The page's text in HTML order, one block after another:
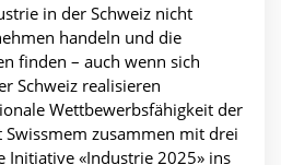
in der Schweiz nicht
handeln und die
finden – auch wenn sich
Schweiz realisieren
Wettbewerbsfähigkeit der
Swissmem zusammen mit drei
Initiative «Industrie 2025» ins